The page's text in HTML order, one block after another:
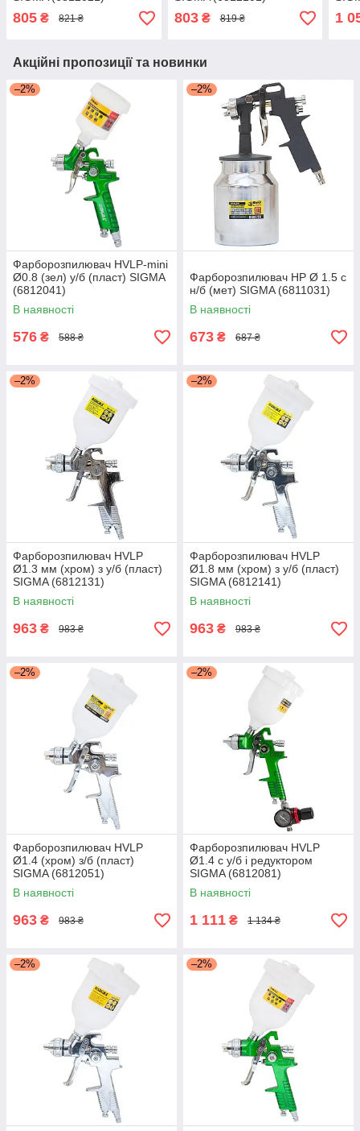
805 ₴ 821 ₴ 803₴ 819 ₴ 1
Акційні пропозиції та новинки
–2%
Фарборозпилювач HVLP-mini
Ø0.8 (зел) у/б (пласт) SIGMA
(6812041)
В наявності
576 ₴ 588 ₴
–2%
Фарборозпилювач HP Ø 1.5 с
н/б (мет) SIGMA (6811031)
В наявності
673 ₴ 687 ₴
–2%
Фарборозпилювач HVLP
Ø1.3 мм (хром) з у/б (пласт)
SIGMA (6812131)
В наявності
963 ₴ 983 ₴
–2%
Фарборозпилювач HVLP
Ø1.8 мм (хром) з у/б (пласт)
SIGMA (6812141)
В наявності
963 ₴ 983 ₴
–2%
Фарборозпилювач HVLP
Ø1.4 (хром) з/б (пласт)
SIGMA (6812051)
В наявності
963 ₴ 983 ₴
–2%
Фарборозпилювач HVLP
Ø1.4 с у/б і редуктором
SIGMA (6812081)
В наявності
1 111 ₴ 1 134 ₴
–2% –2%